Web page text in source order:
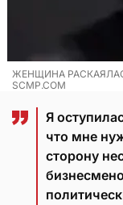
ЖЕНЩИНА
SCMP.COM
Я
что мне
сторону